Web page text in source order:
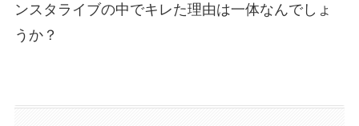
ンスタライブの中でキレた理由は一体なんでしょ
うか？